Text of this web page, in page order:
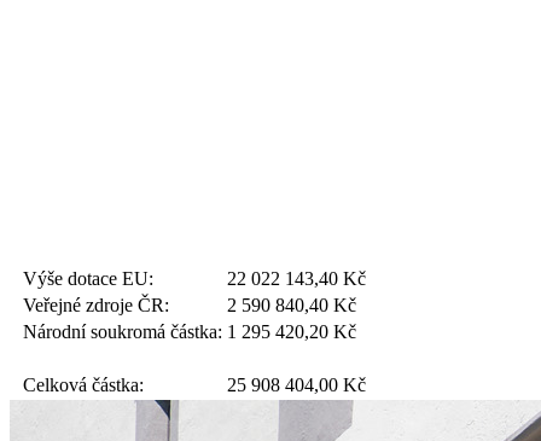
Výše dotace EU: 22 022 143,40 Kč
Veřejné zdroje ČR:
2 590 840,40 Kč
Národní soukromá částka: 1 295 420,20 Kč
Celková částka: 25 908 404,00 Kč